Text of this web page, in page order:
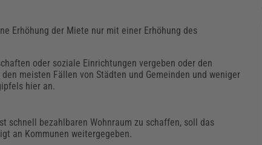
Erhöhung der Miete nur mit einer Erhöhung des
oder soziale Einrichtungen vergeben oder den
meisten Fällen von Städten und Gemeinden und weniger
hier an.
schnell bezahlbaren Wohnraum zu schaffen, soll das
an Kommunen weitergegeben.